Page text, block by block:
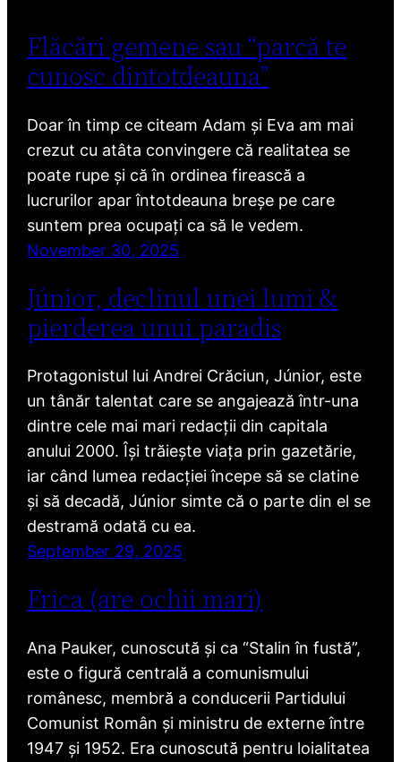
Flăcări gemene sau “parcă te
cunosc dintotdeauna”
Doar în timp ce citeam Adam și Eva am mai
crezut cu atâta convingere că realitatea se
poate rupe și că în ordinea firească a
lucrurilor apar întotdeauna breșe pe care
suntem prea ocupați ca să le vedem.
November 30, 2025
Júnior, declinul unei lumi &
pierderea unui paradis
Protagonistul lui Andrei Crăciun, Júnior, este
un tânăr talentat care se angajează într-una
dintre cele mai mari redacții din capitala
anului 2000. Își trăiește viața prin gazetărie,
iar când lumea redacției începe să se clatine
și să decadă, Júnior simte că o parte din el se
destramă odată cu ea.
September 29, 2025
Frica (are ochii mari)
Ana Pauker, cunoscută și ca “Stalin în fustă”,
este o figură centrală a comunismului
românesc, membră a conducerii Partidului
Comunist Român și ministru de externe între
1947 și 1952. Era cunoscută pentru loialitatea